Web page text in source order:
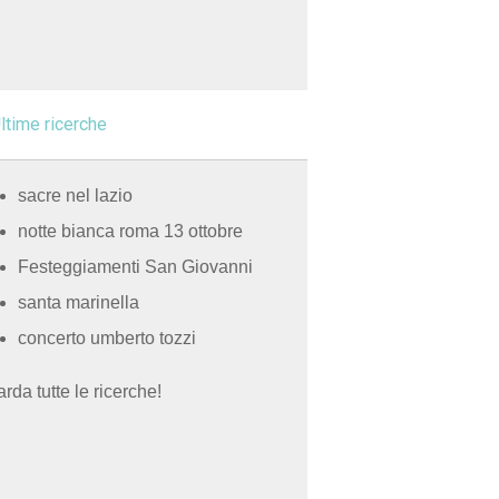
ricerche
sacre nel lazio
notte bianca roma 13 ottobre
Festeggiamenti San Giovanni
santa marinella
concerto umberto tozzi
tutte le ricerche!